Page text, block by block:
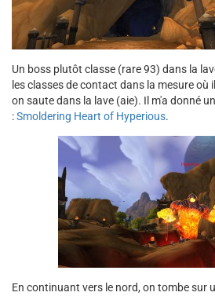
Un boss plutôt classe (rare 93) dans la
les classes de contact dans la mesure où
on saute dans la lave (aie). Il m'a donné
:Smoldering Heart of Hyperious.
En continuant vers le nord, on tombe sur